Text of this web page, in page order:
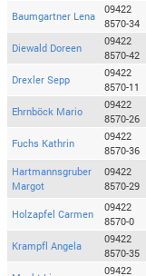
Baumgartner Lena
09422
8570-34
Diewald Doreen
09422
8570-42
Drexler Sepp
09422
8570-11
Ehrnböck Mario
09422
8570-26
Fuchs Kathrin
09422
8570-36
Hartmannsgruber
Margot
09422
8570-29
Holzapfel Carmen
09422
8570-0
Krampfl Angela
09422
8570-35
09422